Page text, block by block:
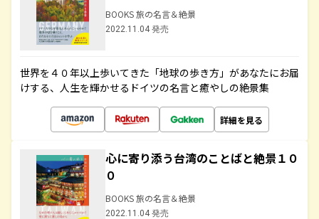
BOOKS 旅の名言＆絶景
2022.11.04 発売
世界を４０年以上歩いてきた「地球の歩き方」があなたにお届
けする、人生を輝かせるドイツの名言と癒やしの絶景集
詳細を見る
心に寄り添う台湾のことばと絶景１０
０
BOOKS 旅の名言＆絶景
2022.11.04 発売